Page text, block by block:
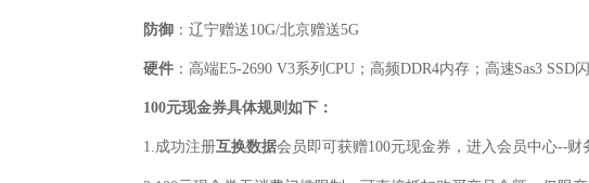
防御：辽宁赠送10G/北京赠送5G
硬件：高端E5-2690 V3系列CPU；高频DDR4内存；高速Sas3 SSD
100元现金券具体规则如下：
1.成功注册互换数据会员即可获赠100元现金券，进入会员中心--财